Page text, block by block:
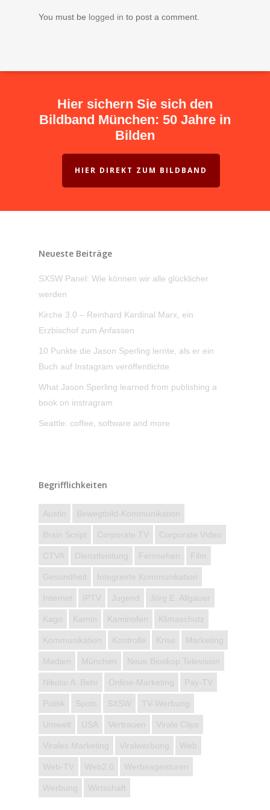
You must be logged in to post a comment.
Hier sichern Sie sich den
Bildband München: 50 Jahre in
Bilden
HIER DIREKT ZUM BILDBAND
Neueste Beiträge
SXSW Panel: Wie können wir alle glücklicher
werden
Kirche 3.0 – Reinhard Kardinal Marx, ein
Erzbischof zum Anfassen
10 Punkte die Jason Sperling lernte, als er ein
Buch auf Instagram veröffentlichte
What Jason Sperling learned from publishing a
book on instragram
Seattle: coffee, software and more
Begrifflichkeiten
Austin Bewegtbild-Kommunikation
Brain Script Corporate TV Corporate Video
CTVA Dienstleistung Fernsehen Film
Gesundheit Integrierte Kommunikation
Internet IPTV Jugend Jörg E. Allgäuer
Kago Kamin Kaminofen Klimaschutz
Kommunikation Kontrolle Krise Marketing
Medien München Neue Bioskop Television
Nikolai A. Behr Online-Marketing Pay-TV
Politik Spots SXSW TV-Werbung
Umwelt USA Vertrauen Virale Clips
Virales Marketing Viralwerbung Web
Web-TV Web2.0 Werbeagenturen
Werbung Wirtschaft